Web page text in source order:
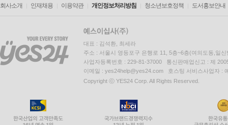
회사소개 인재채용 이용약관 개인정보처리방침 청소년보호정책 도서홍보안내
대표 : 김석환, 최세라
주소 : 서울시 영등포구 은행로 11, 5층~6층(여의도동,일신
사업자등록번호 : 229-81-37000 통신판매업신고 : 제
이메일 : yes24help@yes24.com 호스팅 서비스사업자 :
Copyright ⓒ YES24 Corp. All Rights Reserved.